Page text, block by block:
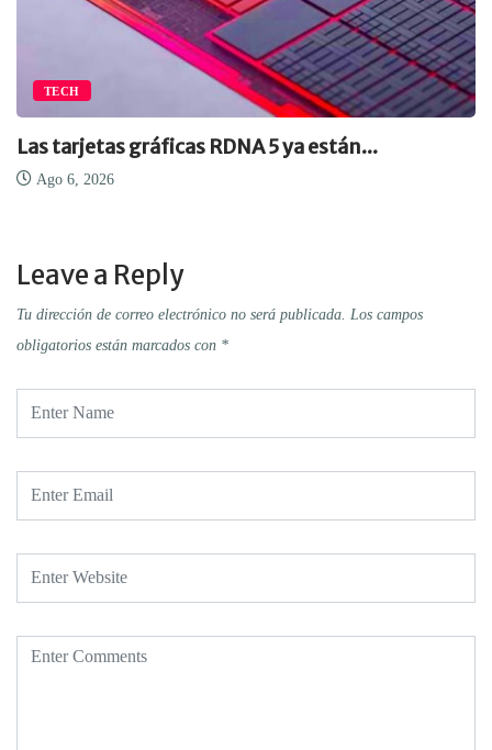
TECH
Las tarjetas gráficas RDNA 5 ya están...
Ago 6, 2026
Leave a Reply
Tu dirección de correo electrónico no será publicada. Los campos
obligatorios están marcados con *